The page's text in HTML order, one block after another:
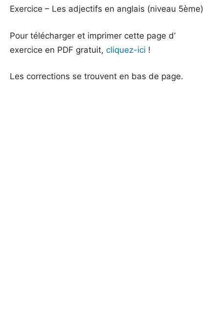
on
mai
2021
Mat
Exercices
Exercice – Les adjectifs en anglais (niveau 5ème)
Pour télécharger et imprimer cette page d’
exercice en PDF gratuit, cliquez-ici !
Les corrections se trouvent en bas de page.